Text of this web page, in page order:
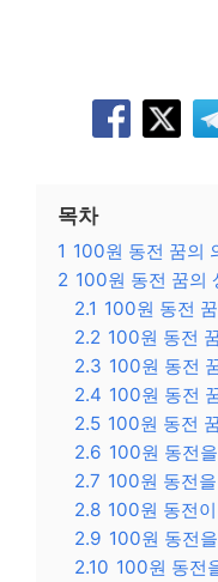
목차
1 100원 동전 꿈의
2 100원 동전 꿈의
2.1 100원 동전
2.2 100원 동전
2.3 100원 동전
2.4 100원 동전
2.5 100원 동전
2.6 100원 동전
2.7 100원 동전
2.8 100원 동전
2.9 100원 동전
2.10 100원 동전